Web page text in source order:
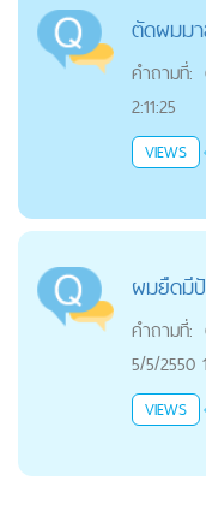
ตัดผมม
คำถามที่:
2:11:25
VIEWS
ผมยืดมี
คำถามที่:
5/5/2550
VIEWS